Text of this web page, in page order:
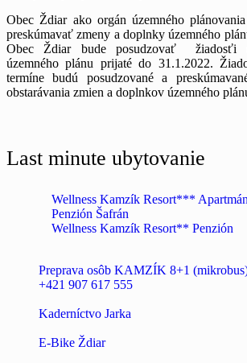
Obec Ždiar ako orgán územného
preskúmavať zmeny a doplnky územného
Obec Ždiar bude posudzovať žiadosťi
územného plánu prijaté do 31.1.2022.
termíne budú posudzované a
obstarávania zmien a doplnkov územného
Last minute ubytovanie
Wellness Kamzík Resort***
Penzión Šafrán
Wellness Kamzík Resort** Penzión
Preprava osôb KAMZÍK 8+1
+421 907 617 555
Kaderníctvo Jarka
E-Bike Ždiar